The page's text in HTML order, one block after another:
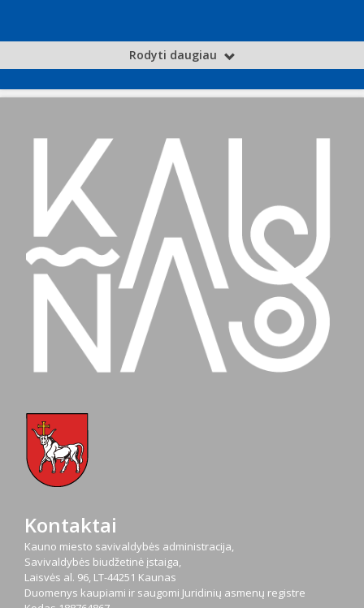
Rodyti daugiau
Kontaktai
Kauno miesto savivaldybės administracija,
Savivaldybės biudžetinė įstaiga,
Laisvės al. 96, LT-44251 Kaunas
Duomenys kaupiami ir saugomi Juridinių asmenų registre